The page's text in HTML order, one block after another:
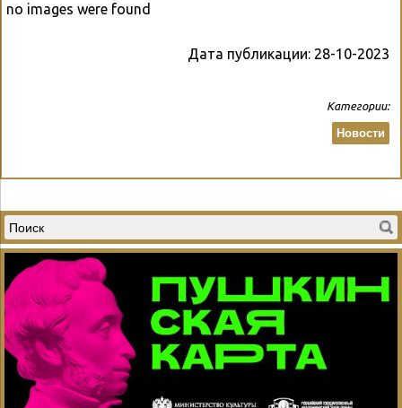
no images were found
Дата публикации: 28-10-2023
Категории:
Новости